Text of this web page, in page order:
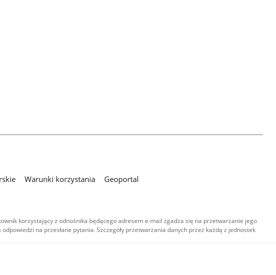
Warunki korzystania
Geoportal
korzystający z odnośnika będącego adresem e-mail zgadza się na przetwarzanie jego
na przesłane pytania. Szczegóły przetwarzania danych przez każdą z jednostek
są
samych
audio i wideo,